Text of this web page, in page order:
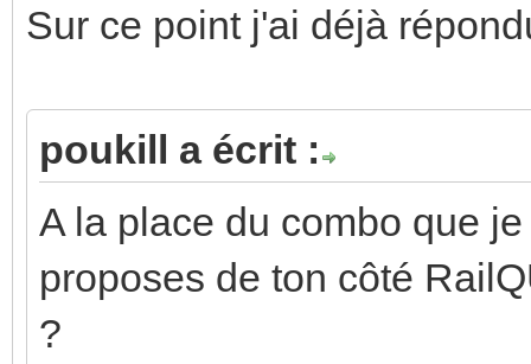
Sur ce point j'ai déjà
poukill a écrit :
A la place du combo que
proposes de ton côté
?